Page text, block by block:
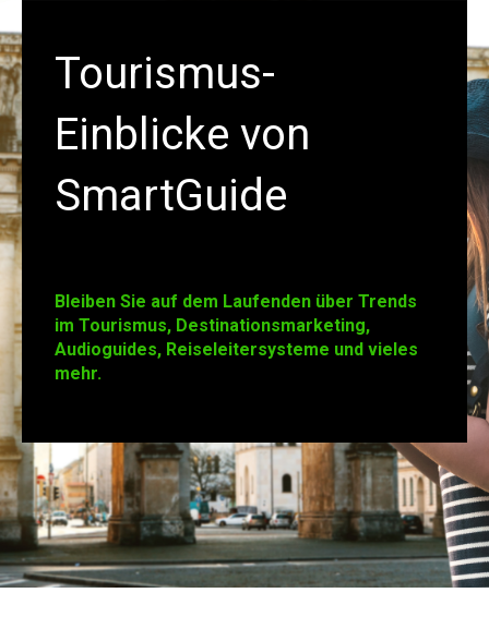
Tourismus-
Einblicke von
SmartGuide
Bleiben Sie auf dem Laufenden über Trends
im Tourismus, Destinationsmarketing,
Audioguides, Reiseleitersysteme und vieles
mehr.